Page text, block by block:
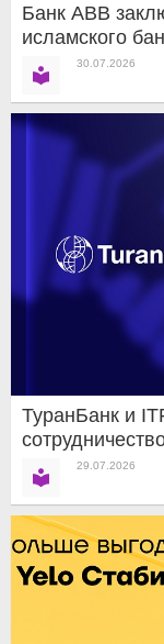
Банк ABB
исламского
30.07.2026
ТуранБанк и
29.07.2026